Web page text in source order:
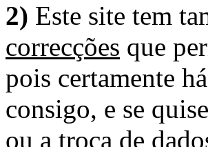
2) Este site tem
correcções que
pois certamente
consigo, e se
ou a troca de